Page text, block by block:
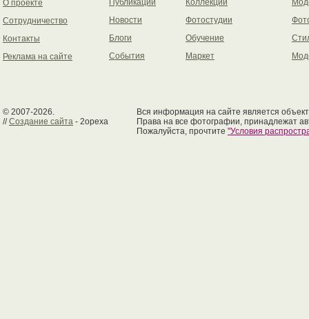
О проекте
Сотрудничество
Контакты
Реклама на сайте
Публикации
Новости
Блоги
События
Коллекции
Фотостудии
Обучение
Маркет
© 2007-2026.
//Создание сайта - 2opexa
Вся информация на сайте является
Права на все фотографии, принадлежат
Пожалуйста, прочтите "Условия